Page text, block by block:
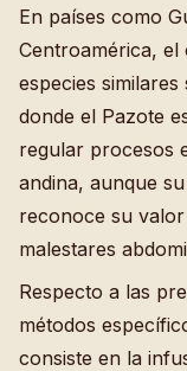
En países como
Centroamérica,
especies
donde el Pazote
regular procesos
andina, aunque
reconoce su
malestares
Respecto a las
métodos
consiste en la